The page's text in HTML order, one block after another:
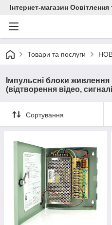
Інтернет-магазин
Товари та послуги
Імпульсні блоки
(відтворення відео,
Сортування